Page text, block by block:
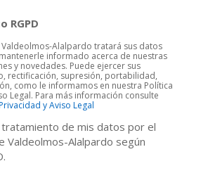
RGPD
Valdeolmos-Alalpardo tratará sus datos
informado acerca de nuestras
y novedades. Puede ejercer sus
rectificación, supresión, portabilidad,
como le informamos en nuestra Política
Legal. Para más información consulte
y Aviso Legal
de mis datos por el
Valdeolmos-Alalpardo según